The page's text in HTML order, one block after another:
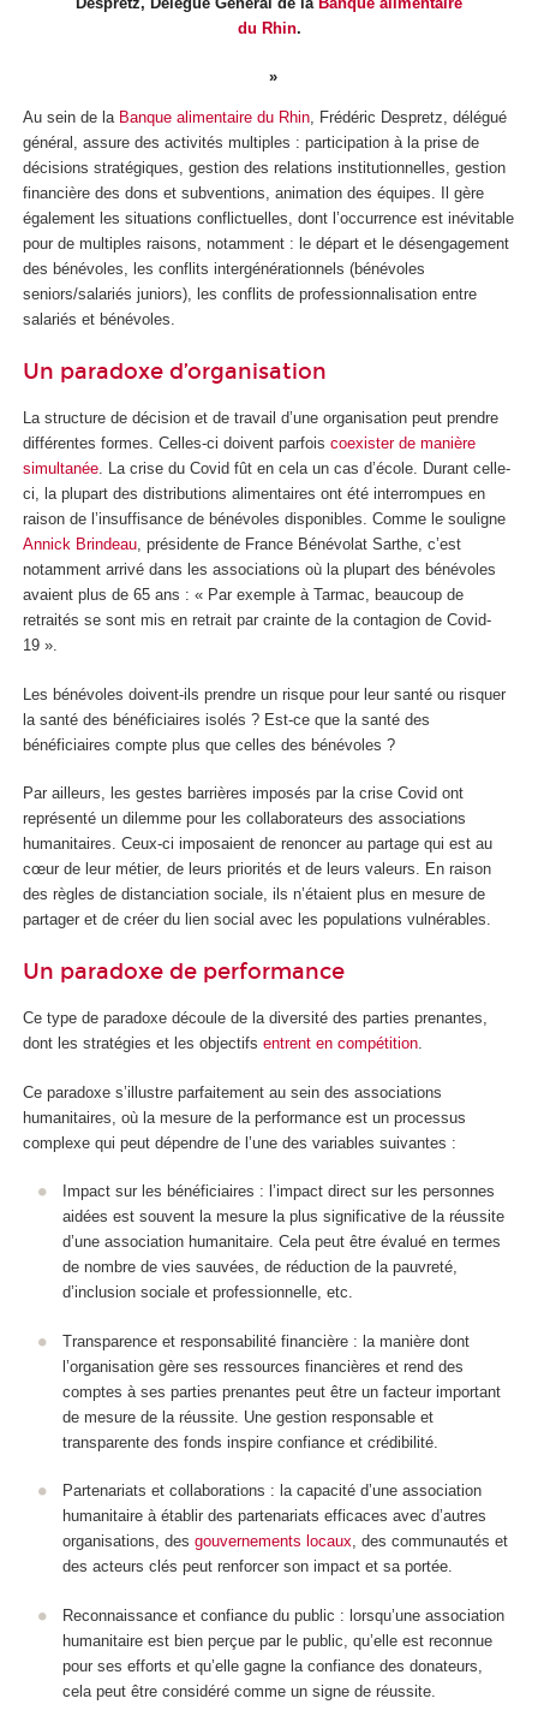
du Rhin.
Au sein de la Banque alimentaire du Rhin, Frédéric Despretz, délégué
général, assure des activités multiples : participation à la prise de
décisions stratégiques, gestion des relations institutionnelles, gestion
financière des dons et subventions, animation des équipes. Il gère
également les situations conflictuelles, dont l’occurrence est inévitable
pour de multiples raisons, notamment : le départ et le désengagement
des bénévoles, les conflits intergénérationnels (bénévoles
seniors/salariés juniors), les conflits de professionnalisation entre
salariés et bénévoles.
Un paradoxe d’organisation
La structure de décision et de travail d’une organisation peut prendre
différentes formes. Celles-ci doivent parfois coexister de manière
simultanée. La crise du Covid fût en cela un cas d’école. Durant celle-
ci, la plupart des distributions alimentaires ont été interrompues en
raison de l’insuffisance de bénévoles disponibles. Comme le souligne
Annick Brindeau, présidente de France Bénévolat Sarthe, c’est
notamment arrivé dans les associations où la plupart des bénévoles
avaient plus de 65 ans : « Par exemple à Tarmac, beaucoup de
retraités se sont mis en retrait par crainte de la contagion de Covid-
19 ».
Les bénévoles doivent-ils prendre un risque pour leur santé ou risquer
la santé des bénéficiaires isolés ? Est-ce que la santé des
bénéficiaires compte plus que celles des bénévoles ?
Par ailleurs, les gestes barrières imposés par la crise Covid ont
représenté un dilemme pour les collaborateurs des associations
humanitaires. Ceux-ci imposaient de renoncer au partage qui est au
cœur de leur métier, de leurs priorités et de leurs valeurs. En raison
des règles de distanciation sociale, ils n’étaient plus en mesure de
partager et de créer du lien social avec les populations vulnérables.
Un paradoxe de performance
Ce type de paradoxe découle de la diversité des parties prenantes,
dont les stratégies et les objectifs entrent en compétition.
Ce paradoxe s’illustre parfaitement au sein des associations
humanitaires, où la mesure de la performance est un processus
complexe qui peut dépendre de l’une des variables suivantes :
Impact sur les bénéficiaires : l’impact direct sur les personnes
aidées est souvent la mesure la plus significative de la réussite
d’une association humanitaire. Cela peut être évalué en termes
de nombre de vies sauvées, de réduction de la pauvreté,
d’inclusion sociale et professionnelle, etc.
Transparence et responsabilité financière : la manière dont
l’organisation gère ses ressources financières et rend des
comptes à ses parties prenantes peut être un facteur important
de mesure de la réussite. Une gestion responsable et
transparente des fonds inspire confiance et crédibilité.
Partenariats et collaborations : la capacité d’une association
humanitaire à établir des partenariats efficaces avec d’autres
organisations, des gouvernements locaux, des communautés et
des acteurs clés peut renforcer son impact et sa portée.
Reconnaissance et confiance du public : lorsqu’une association
humanitaire est bien perçue par le public, qu’elle est reconnue
pour ses efforts et qu’elle gagne la confiance des donateurs,
cela peut être considéré comme un signe de réussite.